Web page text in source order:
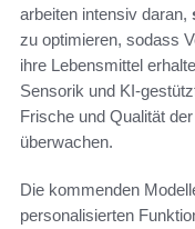
arbeiten intensiv daran,
zu optimieren, sodass
ihre Lebensmittel
Sensorik und KI-
Frische und Qualität
überwachen.
Die kommenden
personalisierten